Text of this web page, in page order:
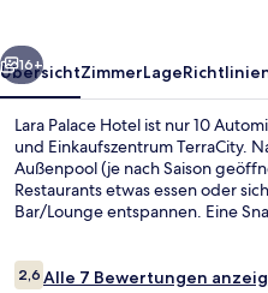
Weiter
16+
ÜbersichtZimmerLage
Lara Palace Hotel ist nur 10
und Einkaufszentrum TerraCity.
Außenpool (je nach Saison
Restaurants etwas essen oder
Bar/Lounge entspannen. Eine
Bewertungen
2,62,6 von 10.
Alle 7 Bewertungen